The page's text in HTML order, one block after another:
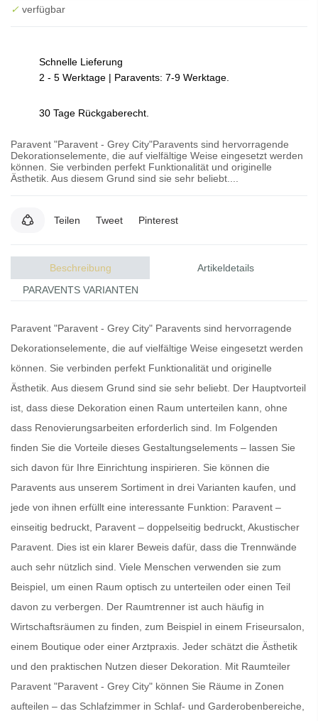
✓ verfügbar
Schnelle Lieferung
2 - 5 Werktage | Paravents: 7-9 Werktage.
30 Tage Rückgaberecht.
Paravent "Paravent - Grey City"Paravents sind hervorragende
Dekorationselemente, die auf vielfältige Weise eingesetzt werden
können. Sie verbinden perfekt Funktionalität und originelle
Ästhetik. Aus diesem Grund sind sie sehr beliebt....
Teilen Tweet Pinterest
Beschreibung
Artikeldetails
PARAVENTS VARIANTEN
Paravent "Paravent - Grey City" Paravents sind hervorragende
Dekorationselemente, die auf vielfältige Weise eingesetzt werden
können. Sie verbinden perfekt Funktionalität und originelle
Ästhetik. Aus diesem Grund sind sie sehr beliebt. Der Hauptvorteil
ist, dass diese Dekoration einen Raum unterteilen kann, ohne
dass Renovierungsarbeiten erforderlich sind. Im Folgenden
finden Sie die Vorteile dieses Gestaltungselements – lassen Sie
sich davon für Ihre Einrichtung inspirieren. Sie können die
Paravents aus unserem Sortiment in drei Varianten kaufen, und
jede von ihnen erfüllt eine interessante Funktion: Paravent –
einseitig bedruckt, Paravent – doppelseitig bedruckt, Akustischer
Paravent. Dies ist ein klarer Beweis dafür, dass die Trennwände
auch sehr nützlich sind. Viele Menschen verwenden sie zum
Beispiel, um einen Raum optisch zu unterteilen oder einen Teil
davon zu verbergen. Der Raumtrenner ist auch häufig in
Wirtschaftsräumen zu finden, zum Beispiel in einem Friseursalon,
einem Boutique oder einer Arztpraxis. Jeder schätzt die Ästhetik
und den praktischen Nutzen dieser Dekoration. Mit Raumteiler
Paravent "Paravent - Grey City" können Sie Räume in Zonen
aufteilen – das Schlafzimmer in Schlaf- und Garderobenbereiche,